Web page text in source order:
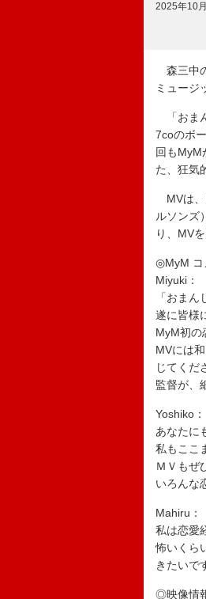
2025年10
森三中
ミュージ
「おま
7coのボ
回もMyM
た、狂気
MVは、
ルソンズ
り、MV
◎MyM コ
Miyuki：
「おまん
遂に皆様
MyM初の
MVには
じてくだ
監督が、
Yoshiko：
あなたに
私もここ
ＭＶもぜ
いろんな
Mahiru：
私は恋愛
怖いくら
きたいで
◎映像情